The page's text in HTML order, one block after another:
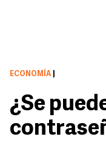
ECONOMÍA
¿Se